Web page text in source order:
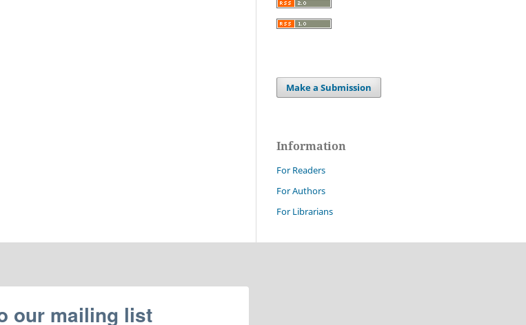
Make a Submission
Information
For Readers
For Authors
For Librarians